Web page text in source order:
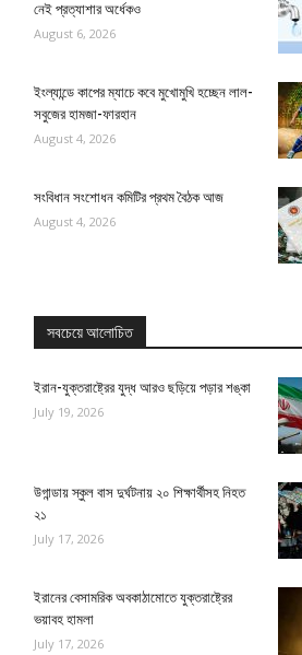
নেই প্রত্যাশার অর্ধেকও
August 6, 2026
ইংল্যান্ডে কাপের ম্যাচে কবে মুখোমুখি হচ্ছেন লাল-
সবুজের হামজা-ফারহান
August 4, 2026
সংবিধান সংশোধন কমিটির প্রথম বৈঠক আজ
August 4, 2026
সবচেয়ে আলোচিত
ইরান-যুক্তরাষ্ট্রের যুদ্ধ আরও ছড়িয়ে পড়ার শঙ্কা
July 19, 2026
উগান্ডায় স্কুল বাস দুর্ঘটনায় ২০ শিক্ষার্থীসহ নিহত
২১
July 17, 2026
ইরানের বেসামরিক অবকাঠামোতে যুক্তরাষ্ট্রের
ভয়াবহ হামলা
July 17, 2026